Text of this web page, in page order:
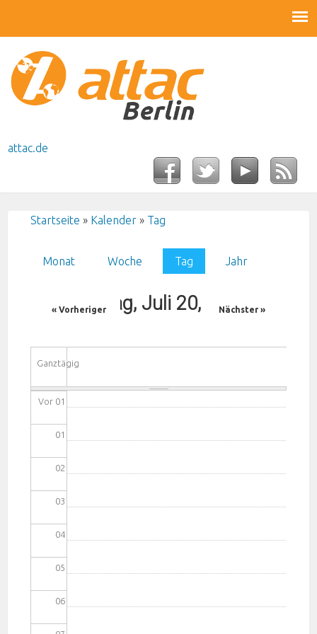
attac.de
Startseite » Kalender » Tag
Monat Woche Tag (aktiver Reiter)
Jahr
Montag, Juli 20, 2026
« Vorheriger Nächster »
Ganztägig
Vor 01
01
02
03
04
05
06